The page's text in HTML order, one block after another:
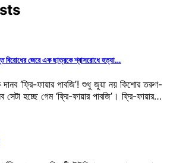
বিরোধের জেরে এক ছাত্রকে শ্বাসরোধে হত্যা…
দানব ‘ফ্রি-ফায়ার পাবজি’! শুধু জুয়া নয় কিশোর তরুণ-
হচ্ছে গেম ‘ফ্রি-ফায়ার পাবজি’। ফ্রি-ফায়ার…